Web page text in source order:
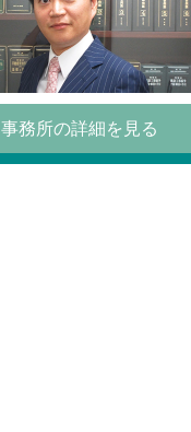
事務所の詳細を見る